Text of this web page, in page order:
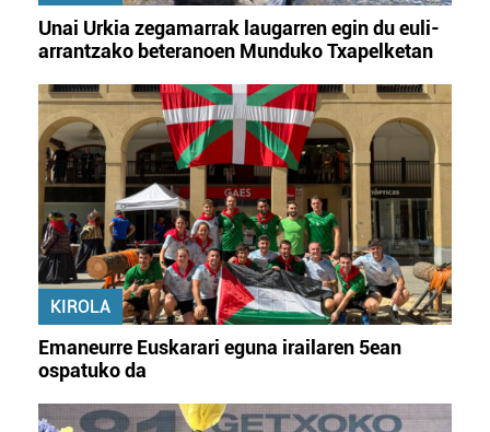
Unai Urkia zegamarrak laugarren egin du euli-
arrantzako beteranoen Munduko Txapelketan
KIROLA
Emaneurre Euskarari eguna irailaren 5ean
ospatuko da